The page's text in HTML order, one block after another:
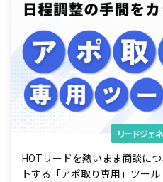
リードジェ
HOTリードを熱いまま商談に
トする「アポ取り専用」ツール